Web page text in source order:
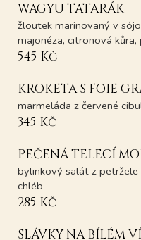
WAGYU TATARÁK
žloutek marinovaný v
majonéza, citronová kůra,
545 Kč
KROKETA S FOIE
marmeláda z červené
345 Kč
PEČENÁ TELECÍ
bylinkový salát z petržele
chléb
285 Kč
SLÁVKY NA BÍLÉM